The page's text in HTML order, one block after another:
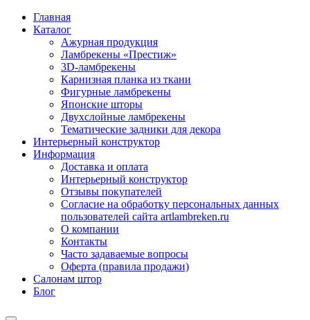
Главная
Каталог
Ажурная продукция
Ламбрекены «Престиж»
3D-ламбрекены
Карнизная планка из ткани
Фигурные ламбрекены
Японские шторы
Двухслойные ламбрекены
Тематические задники для декора
Интерьерный конструктор
Информация
Доставка и оплата
Интерьерный конструктор
Отзывы покупателей
Согласие на обработку персональных данных
пользователей сайта artlambreken.ru
О компании
Контакты
Часто задаваемые вопросы
Оферта (правила продажи)
Салонам штор
Блог